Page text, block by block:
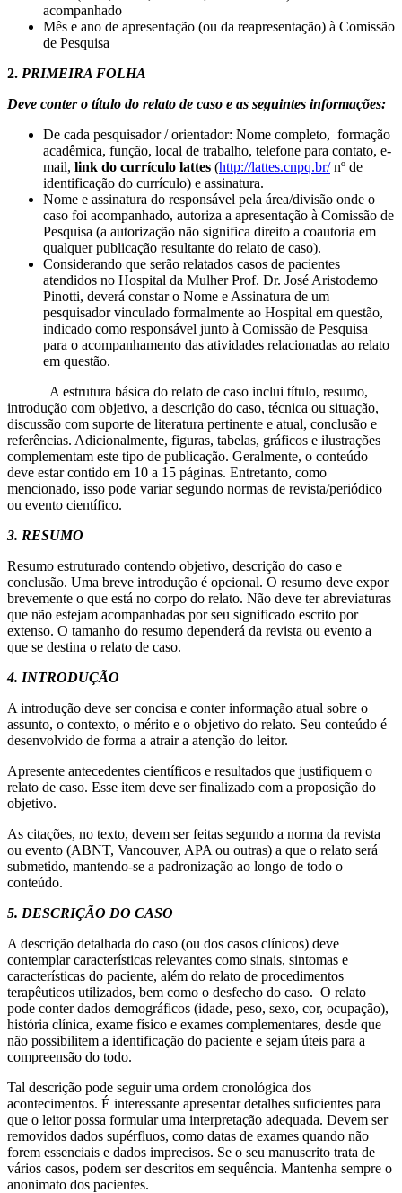
acompanhado
Mês e ano de apresentação (ou da reapresentação) à Comissão
de Pesquisa
2. PRIMEIRA FOLHA
Deve conter o título do relato de caso e as seguintes informações:
De cada pesquisador / orientador: Nome completo, formação
acadêmica, função, local de trabalho, telefone para contato, e-
mail, link do currículo lattes (http://lattes.cnpq.br/nº de
identificação do currículo) e assinatura.
Nome e assinatura do responsável pela área/divisão onde o
caso foi acompanhado, autoriza a apresentação à Comissão de
Pesquisa (a autorização não significa direito a coautoria em
qualquer publicação resultante do relato de caso).
Considerando que serão relatados casos de pacientes
atendidos no Hospital da Mulher Prof. Dr. José Aristodemo
Pinotti, deverá constar o Nome e Assinatura de um
pesquisador vinculado formalmente ao Hospital em questão,
indicado como responsável junto à Comissão de Pesquisa
para o acompanhamento das atividades relacionadas ao relato
em questão.
A estrutura básica do relato de caso inclui título, resumo,
introdução com objetivo, a descrição do caso, técnica ou situação,
discussão com suporte de literatura pertinente e atual, conclusão e
referências. Adicionalmente, figuras, tabelas, gráficos e ilustrações
complementam este tipo de publicação. Geralmente, o conteúdo
deve estar contido em 10 a 15 páginas. Entretanto, como
mencionado, isso pode variar segundo normas de revista/periódico
ou evento científico.
3. RESUMO
Resumo estruturado contendo objetivo, descrição do caso e
conclusão. Uma breve introdução é opcional. O resumo deve expor
brevemente o que está no corpo do relato. Não deve ter abreviaturas
que não estejam acompanhadas por seu significado escrito por
extenso. O tamanho do resumo dependerá da revista ou evento a
que se destina o relato de caso.
4. INTRODUÇÃO
A introdução deve ser concisa e conter informação atual sobre o
assunto, o contexto, o mérito e o objetivo do relato. Seu conteúdo é
desenvolvido de forma a atrair a atenção do leitor.
Apresente antecedentes científicos e resultados que justifiquem o
relato de caso. Esse item deve ser finalizado com a proposição do
objetivo.
As citações, no texto, devem ser feitas segundo a norma da revista
ou evento (ABNT, Vancouver, APA ou outras) a que o relato será
submetido, mantendo-se a padronização ao longo de todo o
conteúdo.
5. DESCRIÇÃO DO CASO
A descrição detalhada do caso (ou dos casos clínicos) deve
contemplar características relevantes como sinais, sintomas e
características do paciente, além do relato de procedimentos
terapêuticos utilizados, bem como o desfecho do caso. O relato
pode conter dados demográficos (idade, peso, sexo, cor, ocupação),
história clínica, exame físico e exames complementares, desde que
não possibilitem a identificação do paciente e sejam úteis para a
compreensão do todo.
Tal descrição pode seguir uma ordem cronológica dos
acontecimentos. É interessante apresentar detalhes suficientes para
que o leitor possa formular uma interpretação adequada. Devem ser
removidos dados supérfluos, como datas de exames quando não
forem essenciais e dados imprecisos. Se o seu manuscrito trata de
vários casos, podem ser descritos em sequência. Mantenha sempre o
anonimato dos pacientes.